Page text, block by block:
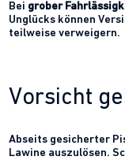
Bei grober
Unglücks können
teilweise verweigern.
Vorsicht
Abseits gesicherter
Lawine auszulösen.